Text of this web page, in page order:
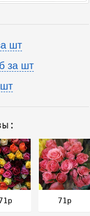
шт
за шт
71р